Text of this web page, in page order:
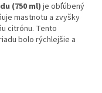
(750 ml) je obľúbený
mastnotu a zvyšky
citrónu. Tento
bolo rýchlejšie a